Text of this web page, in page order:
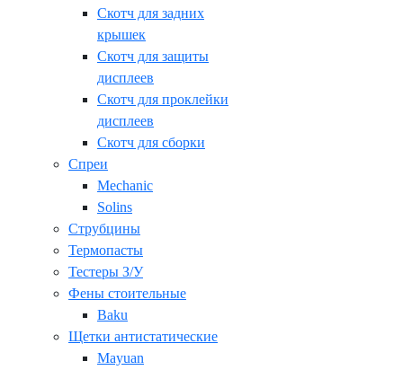
Скотч для задних
крышек
Скотч для защиты
дисплеев
Скотч для проклейки
дисплеев
Скотч для сборки
Спреи
Mechanic
Solins
Струбцины
Термопасты
Тестеры З/У
Фены стоительные
Baku
Щетки антистатические
Mayuan